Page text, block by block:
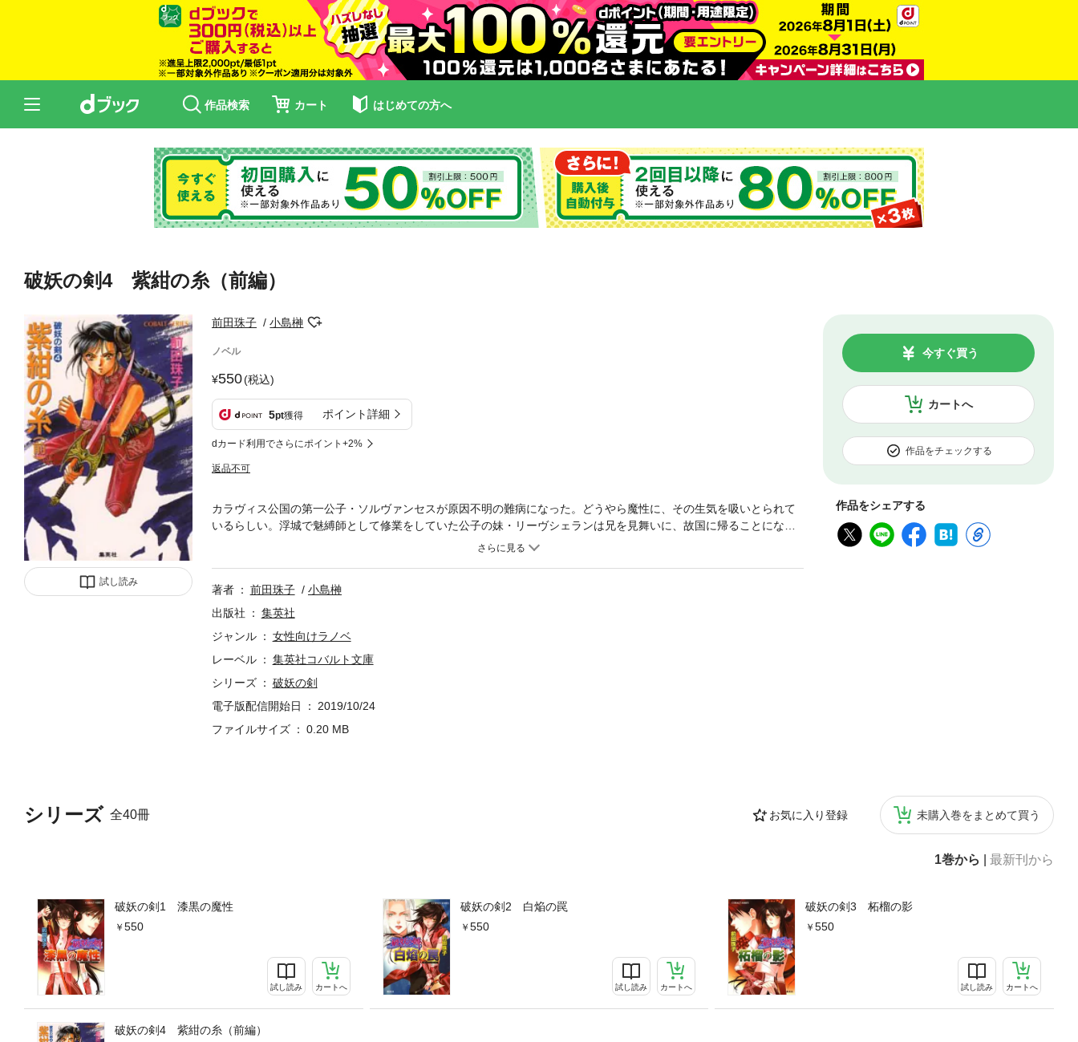
作品検索 カート はじめての方へ
破妖の剣4 紫紺の糸（前編）
試し読み
前田珠子 小島榊
ノベル
550(税込)
5pt獲得 ポイント詳細
dカード利用でさらにポイント+2%
返品不可
カートへ
今すぐ買う
作品をチェックする
作品をシェアする
シリーズ 全40冊 お気に入り登録 未購入巻をまとめて買う
1巻から 最新刊から
破妖の剣1 漆黒の魔性
550
試し読み カートへ
破妖の剣2 白焔の罠
550
試し読み カートへ
破妖の剣3 柘榴の影
550
試し読み カートへ
破妖の剣4 紫紺の糸（前編）
カラヴィス公国の第一公子・ソルヴァンセスが原因不明の難病になった。どうやら魔性に、その生気を吸いとられて
いるらしい。浮城で魅縛師として修業をしていた公子の妹・リーヴシェランは兄を見舞いに、故国に帰ることになっ
た。従うのは彩糸という皇女の護り手と、侍女に姿を変えた破妖剣士・ラエスリール。魔性に操られた死霊たちがラ
著者 前田珠子
小島榊
出版社
集英社
ジャンル
女性向けラノベ
レーベル
集英社コバルト文庫
シリーズ
破妖の剣
電子版配信開始日
2019/10/24
ファイルサイズ
0.20 MB